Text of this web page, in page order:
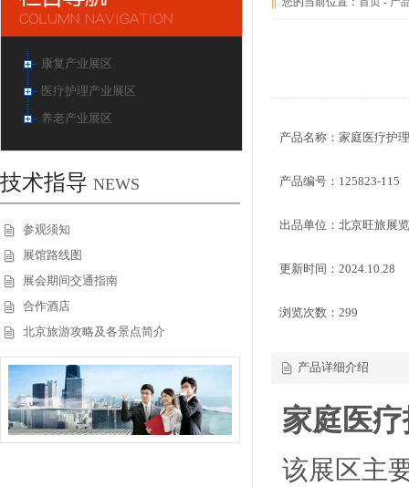
康复产业展区
医疗护理产业展区
养老产业展区
技术指导 NEWS
参观须知
展馆路线图
展会期间交通指南
合作酒店
北京旅游攻略及各景点简介
产品名称：家庭医疗护
产品编号：125823-115
出品单位：北京旺旅展
更新时间：2024.10.28
浏览次数： 299
产品详细介绍
家庭医
该展区主